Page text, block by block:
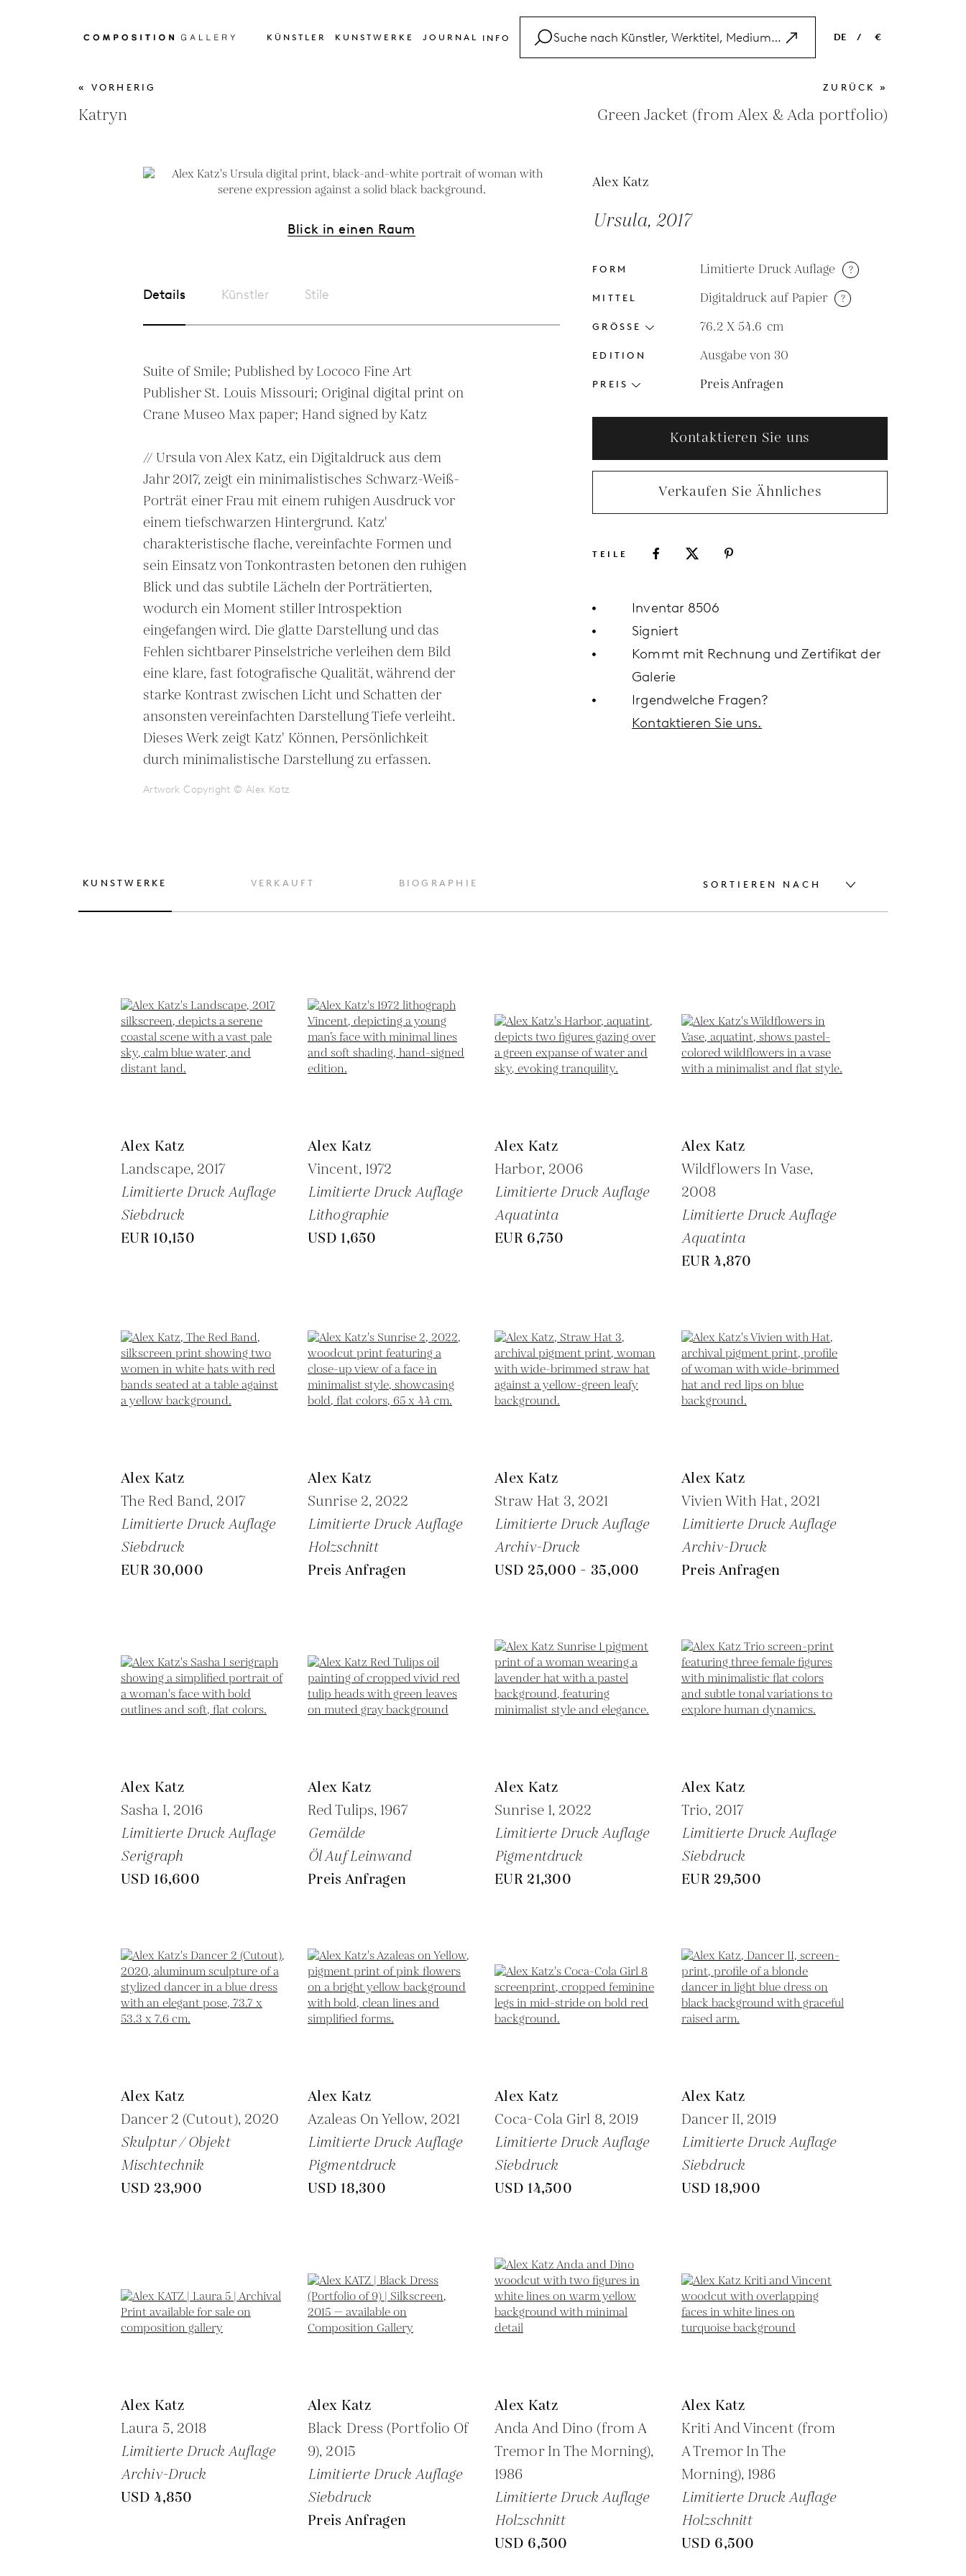
KÜNSTLER KUNSTWERKE JOURNAL INFO DE
NL
ES
/ €
EUR
GBP
« VORHERIG
Katryn
ZURÜCK »
Green Jacket (from Alex & Ada portfolio)
Blick in einen Raum
Details Künstler Stile
Suite of Smile; Published by Lococo Fine Art
Publisher St. Louis Missouri; Original digital print on
Crane Museo Max paper; Hand signed by Katz
// Ursula von Alex Katz, ein Digitaldruck aus dem
Jahr 2017, zeigt ein minimalistisches Schwarz-Weiß-
Porträt einer Frau mit einem ruhigen Ausdruck vor
einem tiefschwarzen Hintergrund. Katz'
charakteristische flache, vereinfachte Formen und
sein Einsatz von Tonkontrasten betonen den ruhigen
Blick und das subtile Lächeln der Porträtierten,
wodurch ein Moment stiller Introspektion
eingefangen wird. Die glatte Darstellung und das
Fehlen sichtbarer Pinselstriche verleihen dem Bild
eine klare, fast fotografische Qualität, während der
starke Kontrast zwischen Licht und Schatten der
ansonsten vereinfachten Darstellung Tiefe verleiht.
Dieses Werk zeigt Katz' Können, Persönlichkeit
durch minimalistische Darstellung zu erfassen.
Artwork Copyright © Alex Katz
Alex Katz
Ursula, 2017
FORM Limitierte Druck Auflage ?
MITTEL Digitaldruck auf Papier ?
GRÖSSE 76.2 X 54.6 cm
EDITION Ausgabe von 30
PREIS Preis Anfragen
Kontaktieren Sie uns
Verkaufen Sie Ähnliches
TEILE
Inventar 8506
Signiert
Kommt mit Rechnung und Zertifikat der
Galerie
Irgendwelche Fragen?
Kontaktieren Sie uns.
KUNSTWERKE VERKAUFT BIOGRAPHIE SORTIEREN NACH
Alex Katz
Landscape, 2017
Limitierte Druck Auflage
Siebdruck
EUR 10,150
Alex Katz
Vincent, 1972
Limitierte Druck Auflage
Lithographie
USD 1,650
Alex Katz
Harbor, 2006
Limitierte Druck Auflage
Aquatinta
EUR 6,750
Alex Katz
Wildflowers In Vase,
2008
Limitierte Druck Auflage
Aquatinta
EUR 4,870
Alex Katz
The Red Band, 2017
Limitierte Druck Auflage
Siebdruck
EUR 30,000
Alex Katz
Sunrise 2, 2022
Limitierte Druck Auflage
Holzschnitt
Preis Anfragen
Alex Katz
Straw Hat 3, 2021
Limitierte Druck Auflage
Archiv-Druck
USD 25,000 - 35,000
Alex Katz
Vivien With Hat, 2021
Limitierte Druck Auflage
Archiv-Druck
Preis Anfragen
Alex Katz
Sasha I, 2016
Limitierte Druck Auflage
Serigraph
USD 16,600
Alex Katz
Red Tulips, 1967
Gemälde
Öl Auf Leinwand
Preis Anfragen
Alex Katz
Sunrise 1, 2022
Limitierte Druck Auflage
Pigmentdruck
EUR 21,300
Alex Katz
Trio, 2017
Limitierte Druck Auflage
Siebdruck
EUR 29,500
Alex Katz
Dancer 2 (Cutout), 2020
Skulptur / Objekt
Mischtechnik
USD 23,900
Alex Katz
Azaleas On Yellow, 2021
Limitierte Druck Auflage
Pigmentdruck
USD 18,300
Alex Katz
Coca-Cola Girl 8, 2019
Limitierte Druck Auflage
Siebdruck
USD 14,500
Alex Katz
Dancer II, 2019
Limitierte Druck Auflage
Siebdruck
USD 18,900
Alex Katz
Laura 5, 2018
Limitierte Druck Auflage
Archiv-Druck
USD 4,850
Alex Katz
Black Dress (Portfolio Of
9), 2015
Limitierte Druck Auflage
Siebdruck
Preis Anfragen
Alex Katz
Anda And Dino (from A
Tremor In The Morning),
1986
Limitierte Druck Auflage
Holzschnitt
USD 6,500
Alex Katz
Kriti And Vincent (from
A Tremor In The
Morning), 1986
Limitierte Druck Auflage
Holzschnitt
USD 6,500